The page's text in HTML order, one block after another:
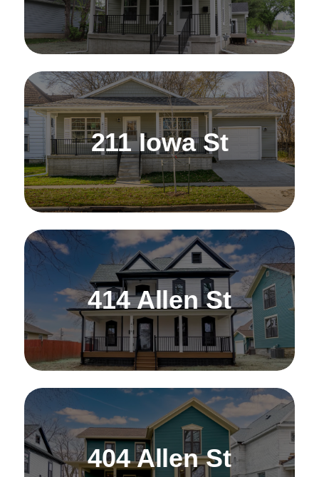
211 Iowa St
414 Allen St
404 Allen St